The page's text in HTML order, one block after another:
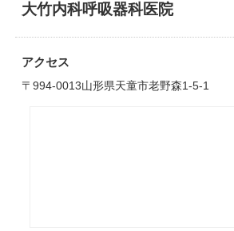
大竹内科呼吸器科医院
アクセス
〒994-0013山形県天童市老野森1-5-1